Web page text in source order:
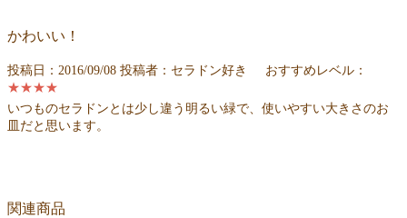
かわいい！
投稿日：2016/09/08 投稿者： セラドン好き
おすすめレベル：
★★★★
いつものセラドンとは少し違う明るい緑で、使いやすい大きさのお
皿だと思います。
関連商品